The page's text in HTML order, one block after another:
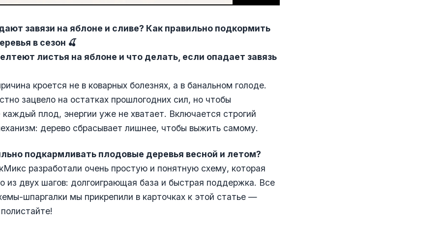
завязи на яблоне и сливе? Как правильно подкормить
в сезон 🍒
листья на яблоне и что делать, если опадает завязь
кроется не в коварных болезнях, а в банальном голоде.
зацвело на остатках прошлогодних сил, но чтобы
каждый плод, энергии уже не хватает. Включается строгий
дерево сбрасывает лишнее, чтобы выжить самому.
подкармливать плодовые деревья весной и летом?
разработали очень простую и понятную схему, которая
из двух шагов: долгоиграющая база и быстрая поддержка. Все
шпаргалки мы прикрепили в карточках к этой статье —